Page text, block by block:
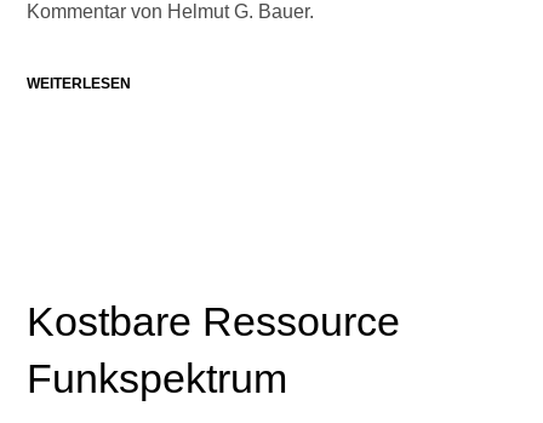
Kommentar von Helmut G. Bauer.
WEITERLESEN
Kostbare Ressource
Funkspektrum